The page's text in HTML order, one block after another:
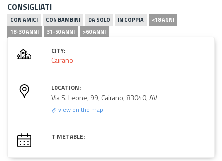
CONSIGLIATI
CON AMICI CON BAMBINI DA SOLO IN COPPIA
<18 ANNI
18-30 ANNI
31-60 ANNI >60 ANNI
CITY:
Cairano
LOCATION:
Via S. Leone, 99, Cairano, 83040, AV
view on the map
TIMETABLE: